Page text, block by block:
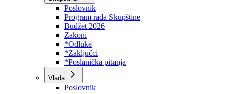
Dokumenti
Skupština
Poslovnik
Program rada Skupštine
Budžet 2026
Zakoni
*Odluke
*Zaključci
*Poslanička pitanja